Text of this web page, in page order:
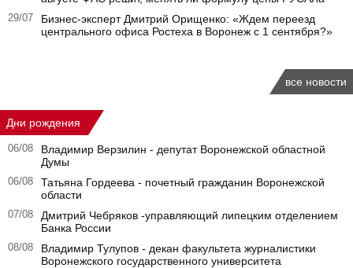
29/07
Бизнес-эксперт Дмитрий Орищенко: «Ждем переезд
центрального офиса Ростеха в Воронеж с 1 сентября?»
все новости
Дни рождения
06/08
Владимир Верзилин - депутат Воронежской областной
Думы
06/08
Татьяна Гордеева - почетный гражданин Воронежской
области
07/08
Дмитрий Чебряков -управляющий липецким отделением
Банка России
08/08
Владимир Тулупов - декан факультета журналистики
Воронежского государственного университета